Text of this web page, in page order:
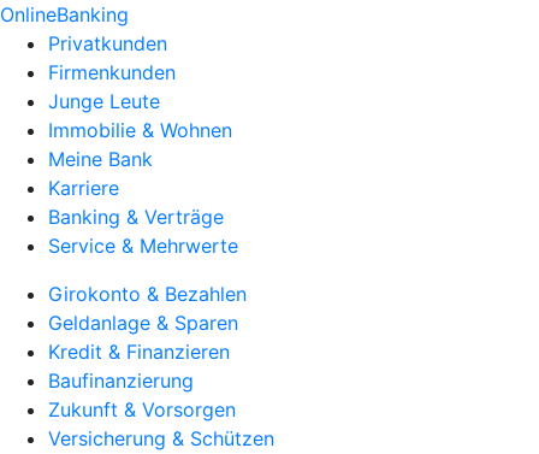
OnlineBanking
Privatkunden
Firmenkunden
Junge Leute
Immobilie & Wohnen
Meine Bank
Karriere
Banking & Verträge
Service & Mehrwerte
Girokonto & Bezahlen
Geldanlage & Sparen
Kredit & Finanzieren
Baufinanzierung
Zukunft & Vorsorgen
Versicherung & Schützen